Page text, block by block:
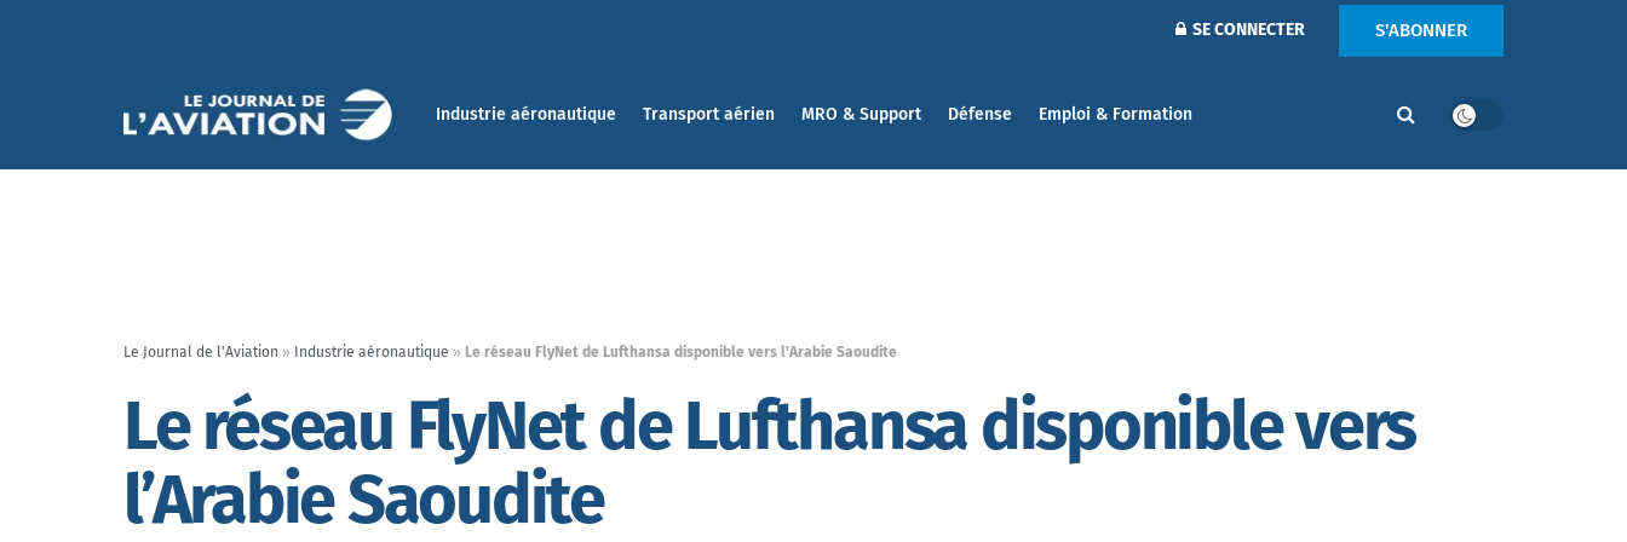
SE CONNECTER S'ABONNER
Industrie aéronautique Transport aérien MRO & Support Défense Emploi & Formation
Le Journal de l'Aviation » Industrie aéronautique » Le réseau FlyNet de Lufthansa disponible vers l’Arabie Saoudite
Le réseau FlyNet de Lufthansa disponible vers
l’Arabie Saoudite